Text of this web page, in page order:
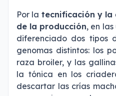
Por la tecnificación y la
de la producción, en
diferenciado dos tipos
genomas distintos: los
raza broiler, y las
la tónica en los
descartar las crías